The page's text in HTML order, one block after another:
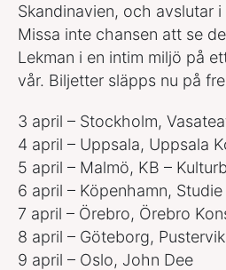
Skandinavien, och avslutar
Missa inte chansen att se
Lekman i en intim miljö på
vår. Biljetter släpps nu på
3 april – Stockholm,
4 april – Uppsala, Uppsala
5 april – Malmö, KB –
6 april – Köpenhamn, Studie
7 april – Örebro, Örebro
8 april – Göteborg, Pustervik
9 april – Oslo, John Dee ​